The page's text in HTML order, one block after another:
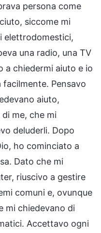
persona come
siccome mi
elettrodomestici,
una radio, una TV
a chiedermi aiuto e io
Pensavo
aiuto,
me, che mi
deluderli. Dopo
ho cominciato a
Dato che mi
riuscivo a gestire
comuni e, ovunque
mi chiedevano di
Accettavo ogni